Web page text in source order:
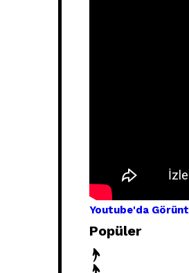
Youtube'da Görünt
Popüler